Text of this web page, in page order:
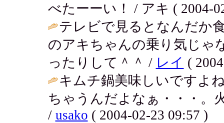
べたーーい！ / アキ ( 2004-
テレビで見るとなんだか
のアキちゃんの乗り気じゃ
ったりして＾＾ / レイ (
キムチ鍋美味しいですよ
ちゃうんだよなぁ・・・。
/ usako ( 2004-02-23 09:57 )